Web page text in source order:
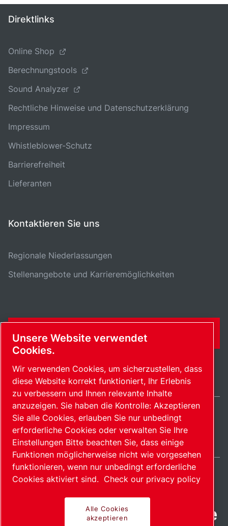
Direktlinks
Online Shop
Berechnungstools
Sound Analyzer
Rechtliche Hinweise und Datenschutzerklärung
Impressum
Whistleblower-Schutz
Barrierefreiheit
Lieferanten
Kontaktieren Sie uns
Regionale Niederlassungen
Stellenangebote und Karrieremöglichkeiten
KONTAKTFORMULAR
SitemapCookies verwalten© 2026 Copyright.
Switzerland / DE
Fortschrittliche Produkte
Unsere Website verwendet
Cookies.
Wir verwenden Cookies, um sicherzustellen, dass
diese Website korrekt funktioniert, Ihr Erlebnis
zu verbessern und Ihnen relevante Inhalte
anzuzeigen. Sie haben die Kontrolle: Akzeptieren
Sie alle Cookies, erlauben Sie nur unbedingt
erforderliche Cookies oder verwalten Sie Ihre
Einstellungen Bitte beachten Sie, dass einige
Funktionen möglicherweise nicht wie vorgesehen
funktionieren, wenn nur unbedingt erforderliche
Cookies aktiviert sind. Check our privacy policy
Alle Cookies
akzeptieren